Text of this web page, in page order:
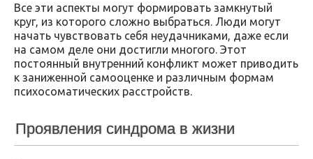
Все эти аспекты могут формировать замкнутый
круг, из которого сложно выбраться. Люди могут
начать чувствовать себя неудачниками, даже если
на самом деле они достигли многого. Этот
постоянный внутренний конфликт может приводить
к заниженной самооценке и различным формам
психосоматических расстройств.
Проявления синдрома в жизни